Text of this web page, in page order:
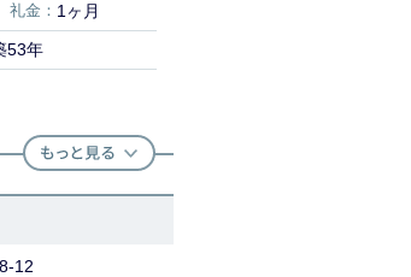
礼金： 1ヶ月
53年
12